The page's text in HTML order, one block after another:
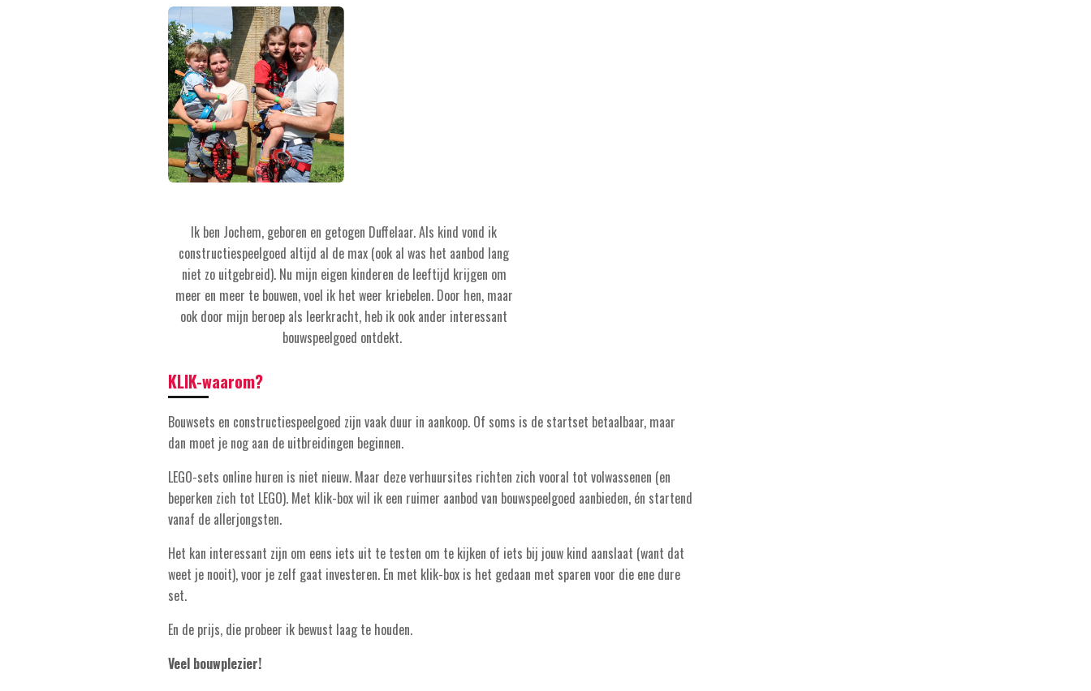
Ik ben Jochem, geboren en getogen Duffelaar. Als kind vond ik
constructiespeelgoed altijd al de max (ook al was het aanbod lang
niet zo uitgebreid). Nu mijn eigen kinderen de leeftijd krijgen om
meer en meer te bouwen, voel ik het weer kriebelen. Door hen, maar
ook door mijn beroep als leerkracht, heb ik ook ander interessant
bouwspeelgoed ontdekt.
KLIK-waarom?
Bouwsets en constructiespeelgoed zijn vaak duur in aankoop. Of soms is de startset betaalbaar, maar
dan moet je nog aan de uitbreidingen beginnen.
LEGO-sets online huren is niet nieuw. Maar deze verhuursites richten zich vooral tot volwassenen (en
beperken zich tot LEGO). Met klik-box wil ik een ruimer aanbod van bouwspeelgoed aanbieden, én startend
vanaf de allerjongsten.
Het kan interessant zijn om eens iets uit te testen om te kijken of iets bij jouw kind aanslaat (want dat
weet je nooit), voor je zelf gaat investeren. En met klik-box is het gedaan met sparen voor die ene dure
set.
En de prijs, die probeer ik bewust laag te houden.
Veel bouwplezier!